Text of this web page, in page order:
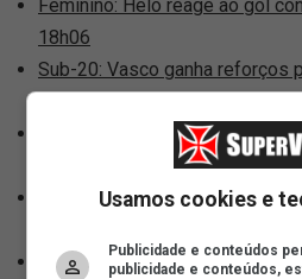
Feminino: Helô reage ao gol
18h06
Sub-20: Vasco ganha reforços
Quanto o Vasco vai
Vasco e Lamacchia seguem
Valorizado! Bournemouth
Usamos cookies e
Publicidade e conteúdos
publicidade e conteúdos,